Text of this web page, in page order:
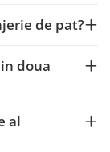
de pat?
doua
al